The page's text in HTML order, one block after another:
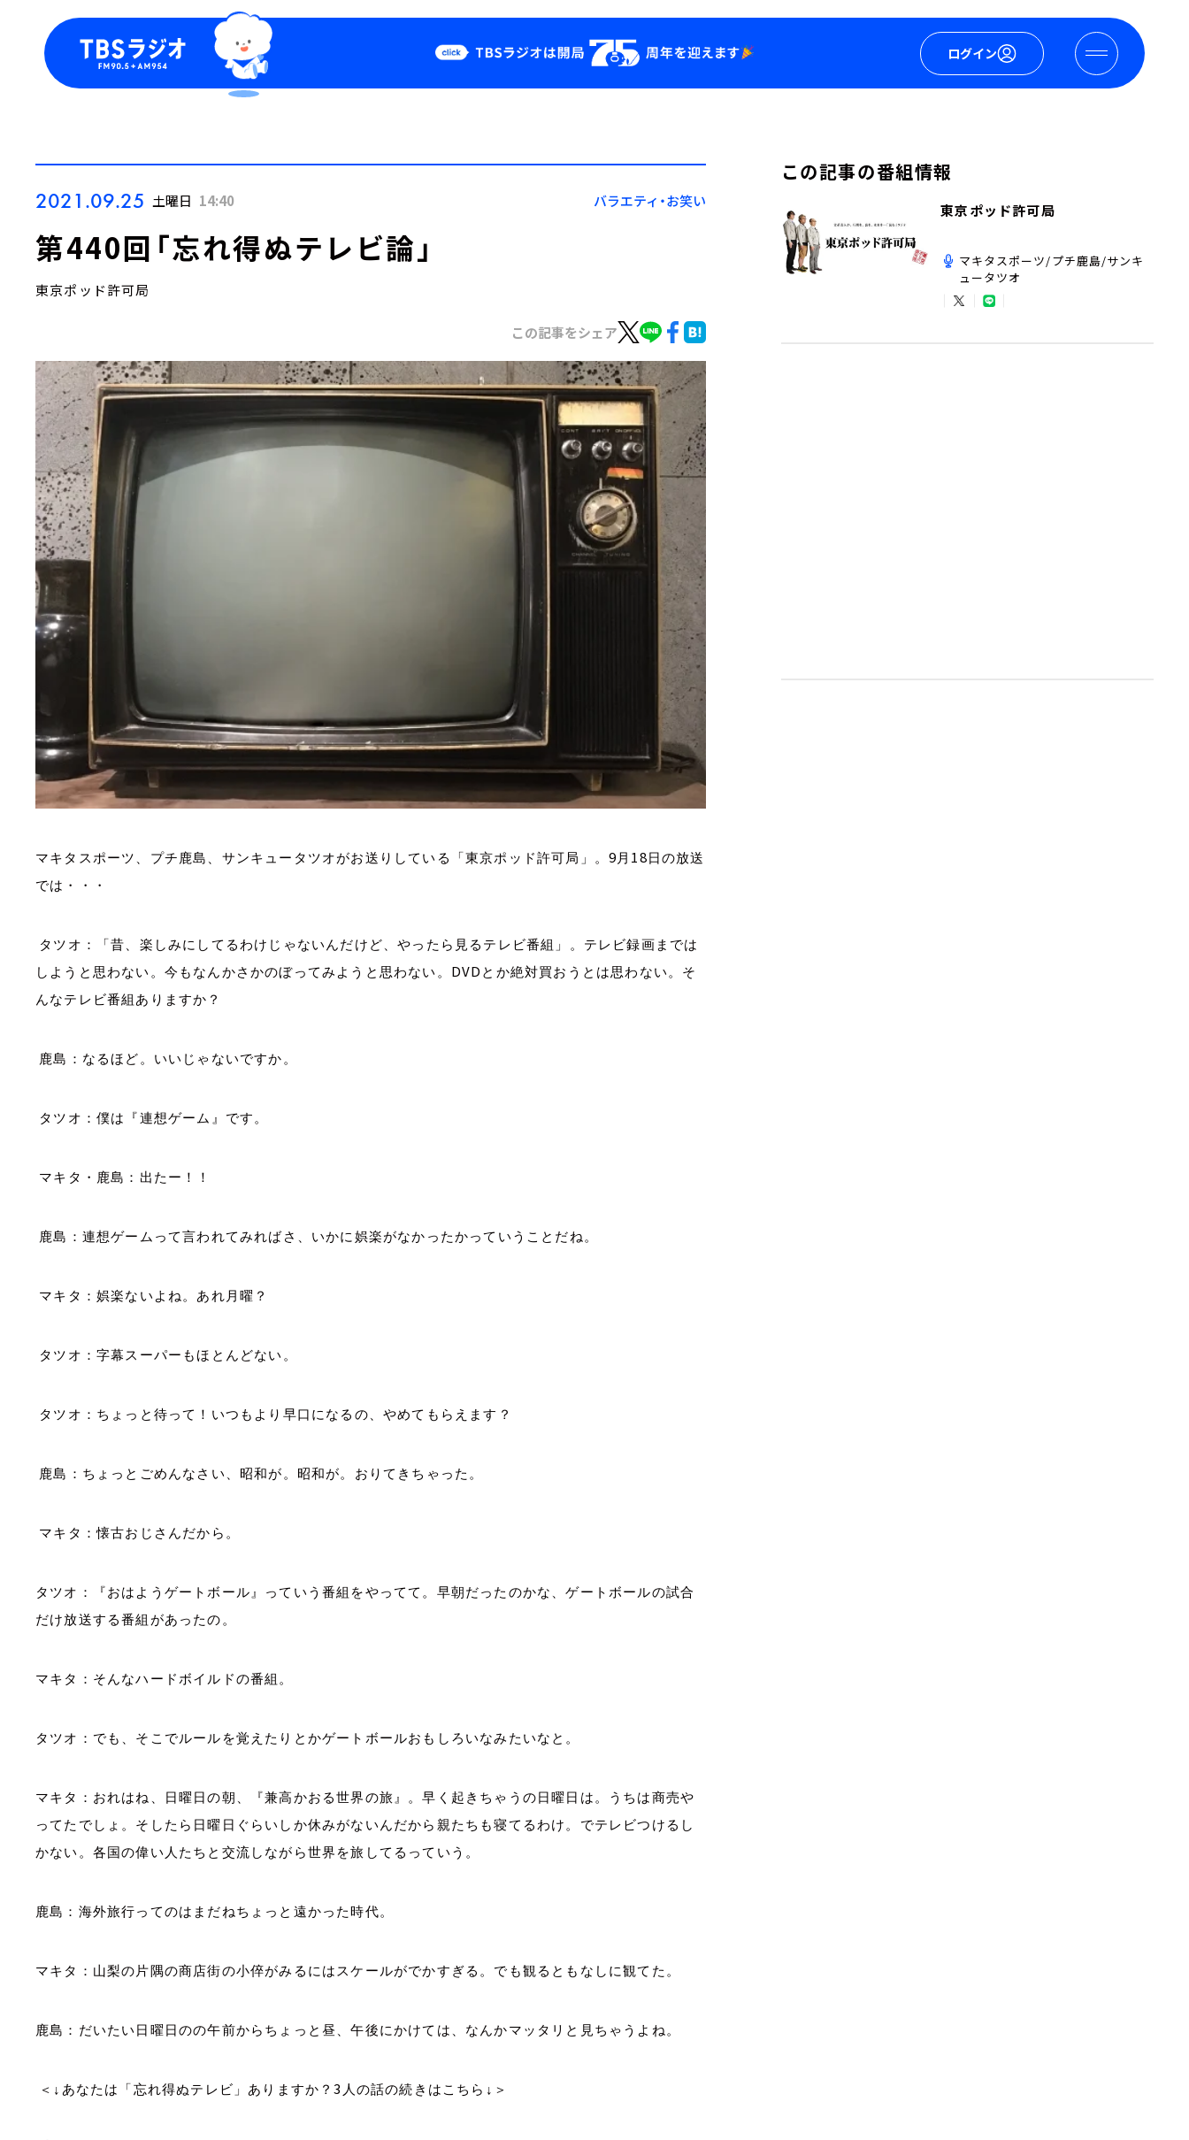
ログイン
Podcast
YouTube
会社情報
2021.09.25 土曜日 14:40 バラエティ・お笑い
第440回「忘れ得ぬテレビ論」
東京ポッド許可局
この記事をシェア
マキタスポーツ、プチ鹿島、サンキュータツオがお送りしている「東京ポッド許可局」。 9 月 18日の放送
では・・・
タツオ：「昔、楽しみにしてるわけじゃないんだけど、やったら見るテレビ番組」。テレビ録画までは
しようと思わない。今もなんかさかのぼってみようと思わない。 DVD とか絶対買おうとは思わない。そ
んなテレビ番組ありますか？
鹿島：なるほど。いいじゃないですか。
タツオ：僕は『連想ゲーム』です。
マキタ・鹿島：出たー！！
鹿島：連想ゲームって言われてみればさ、いかに娯楽がなかったかっていうことだね。
マキタ：娯楽ないよね。あれ月曜？
タツオ：字幕スーパーもほとんどない。
タツオ：ちょっと待って！いつもより早口になるの、やめてもらえます？
鹿島：ちょっとごめんなさい、昭和が。昭和が。おりてきちゃった。
マキタ：懐古おじさんだから。
タツオ：『おはようゲートボール』っていう番組をやってて。早朝だったのかな、ゲートボールの試合
だけ放送する番組があったの。
マキタ：そんなハードボイルドの番組。
タツオ：でも、そこでルールを覚えたりとかゲートボールおもしろいなみたいなと。
マキタ：おれはね、日曜日の朝、『兼高かおる世界の旅』。早く起きちゃうの日曜日は。うちは商売や
ってたでしょ。そしたら日曜日ぐらいしか休みがないんだから親たちも寝てるわけ。でテレビつけるし
かない。各国の偉い人たちと交流しながら世界を旅してるっていう。
鹿島：海外旅行ってのはまだねちょっと遠かった時代。
マキタ：山梨の片隅の商店街の小倅がみるにはスケールがでかすぎる。でも観るともなしに観てた。
鹿島：だいたい日曜日のの午前からちょっと昼、午後にかけては、なんかマッタリと見ちゃうよね。
＜↓あなたは「忘れ得ぬテレビ」ありますか？3 人の話の続きはこちら↓＞
この記事の番組情報
東京ポッド許可局
マキタスポーツ/プチ鹿島/サンキ
ュータツオ